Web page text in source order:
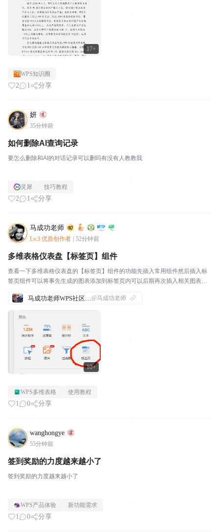
17+
WPS知识圈
2 1 分享
妍
35分钟前
如何删除AI查询记录
要怎么删除和AI的对话记录可以删吗有没有人教教我
灵犀 技巧教程
2 1 分享
马成功老师
Lv.3 优质创作者 52分钟前
10+
多维表格仪表盘【标签页】组件
查看一下多维表格仪表盘的【标签页】组件的功能先插入常用组件然后插入标
签页组件可以将事先生成的图表添加到标签页内可以后期再次插入相关图表组
以放置更多的图表根据需要，还可以添加标签：这样一来，...
@马成功老师
WPS多维表格 使用教程
1 0 分享
wanghongye
55分钟前
签到奖励的力度越来越小了
签到奖励的力度越来越小了
WPS产品体验 新功能需求
1 0 分享